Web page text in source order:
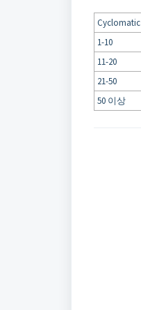
Cyclomatic
1-10
11-20
21-50
50 이상